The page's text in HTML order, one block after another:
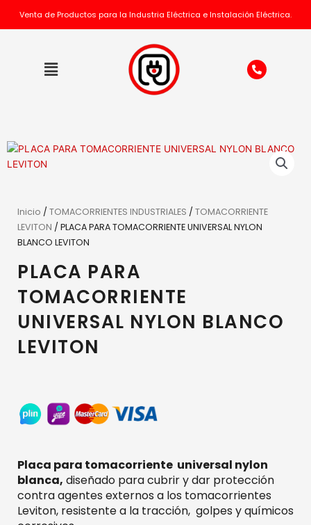
Venta de Productos para la Industria Eléctrica e Instalación Eléctrica.
Flyout
P
h
o
Inicio / TOMACORRIENTES INDUSTRIALES / TOMACORRIENTE
LEVITON / PLACA PARA TOMACORRIENTE UNIVERSAL NYLON
BLANCO LEVITON
PLACA PARA
TOMACORRIENTE
UNIVERSAL NYLON BLANCO
LEVITON
Placa para tomacorriente universal nylon
blanca, diseñado para cubrir y dar protección
contra agentes externos a los tomacorrientes
Leviton, resistente a la tracción, golpes y químicos